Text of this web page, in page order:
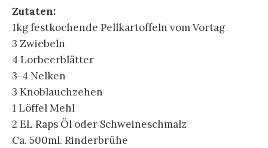
Zutaten:
1kg festkochende Pellkartoffeln vom Vortag
3 Zwiebeln
4 Lorbeerblätter
3-4 Nelken
3 Knoblauchzehen
1 Löffel Mehl
2 EL Raps Öl oder Schweineschmalz
Ca. 500ml. Rinderbrühe